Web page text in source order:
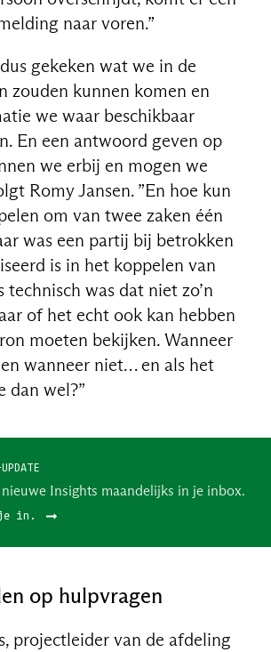
naar voren.”
gekeken wat we in de
zouden kunnen komen en
we waar beschikbaar
En een antwoord geven op
we erbij en mogen we
Romy Jansen. ”En hoe kun
om van twee zaken één
was een partij bij betrokken
is in het koppelen van
technisch was dat niet zo’n
of het echt ook kan hebben
moeten bekijken. Wanneer
wanneer niet… en als het
dan wel?”
Insights maandelijks in je inbox.
in.
op hulpvragen
projectleider van de afdeling